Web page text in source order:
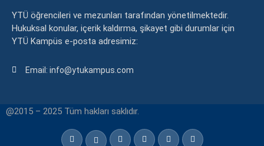
YTÜ öğrencileri ve mezunları tarafından yönetilmektedir.
Hukuksal konular, içerik kaldırma, şikayet gibi durumlar için
YTÜ Kampüs e-posta adresimiz:
Email: info@ytukampus.com
@2015 – 2025 Tüm hakları saklıdır.